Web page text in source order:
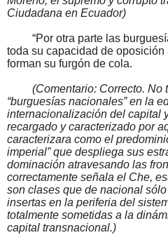
Ciudadana en Ecuador)
“Por otra parte las
toda su capacidad de
forman su furgón de cola.
(Comentario: Correcto. No
“burguesías nacionales” en la
internacionalización del capital
recargado y caracterizado por
caracterizara como el
imperial” que despliega sus
dominación atravesando las
correctamente señala el Che,
son clases que de nacional
insertas en la periferia del
totalmente sometidas a la
capital transnacional.)